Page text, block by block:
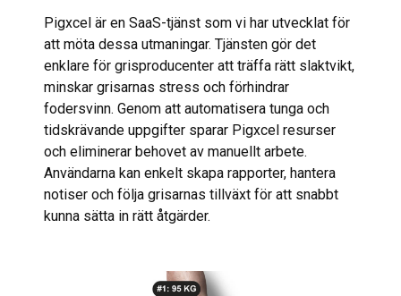
Pigxcel är en SaaS-tjänst som vi har utvecklat för
att möta dessa utmaningar. Tjänsten gör det
enklare för grisproducenter att träffa rätt slaktvikt,
minskar grisarnas stress och förhindrar
fodersvinn. Genom att automatisera tunga och
tidskrävande uppgifter sparar Pigxcel resurser
och eliminerar behovet av manuellt arbete.
Användarna kan enkelt skapa rapporter, hantera
notiser och följa grisarnas tillväxt för att snabbt
kunna sätta in rätt åtgärder.